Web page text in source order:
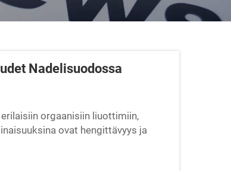
Nadelisuodossa
orgaanisiin liuottimiin,
ovat hengittävyys ja